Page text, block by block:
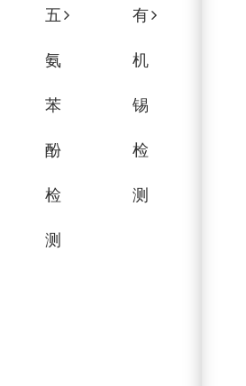
五
氨
苯
酚
检
测
有
机
锡
检
测